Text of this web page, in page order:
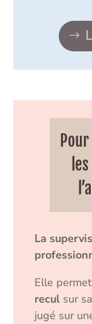
La
Elle
recul sur
jugé sur